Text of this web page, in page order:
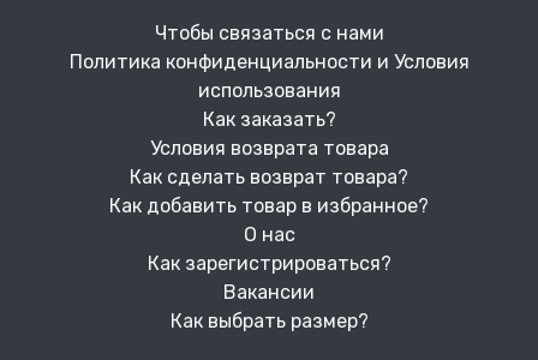
MONTANA краска-спрей
5 отзыв(ов)
В корзину
MONTANA краска-спрей
510.7
В корзину